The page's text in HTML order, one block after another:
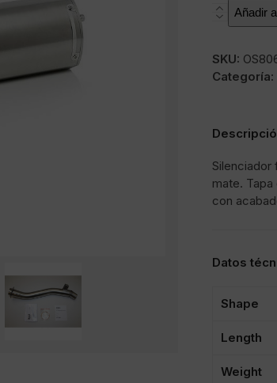
SOVE
cantidad
Añadir
SKU:
Categoría:
Silenciador
mate.
con
Datos
Shape
Length
Weight